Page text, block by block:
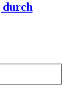
durch